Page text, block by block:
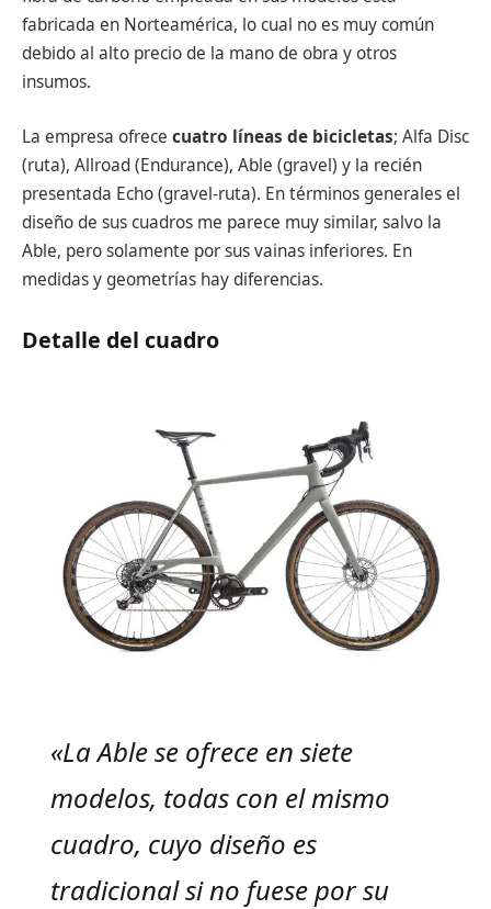
fabricada en Norteamérica, lo cual no es muy común
debido al alto precio de la mano de obra y otros
insumos.
La empresa ofrece cuatro líneas de bicicletas; Alfa Disc
(ruta), Allroad (Endurance), Able (gravel) y la recién
presentada Echo (gravel-ruta). En términos generales el
diseño de sus cuadros me parece muy similar, salvo la
Able, pero solamente por sus vainas inferiores. En
medidas y geometrías hay diferencias.
Detalle del cuadro
«La Able se ofrece en siete
modelos, todas con el mismo
cuadro, cuyo diseño es
tradicional si no fuese por su